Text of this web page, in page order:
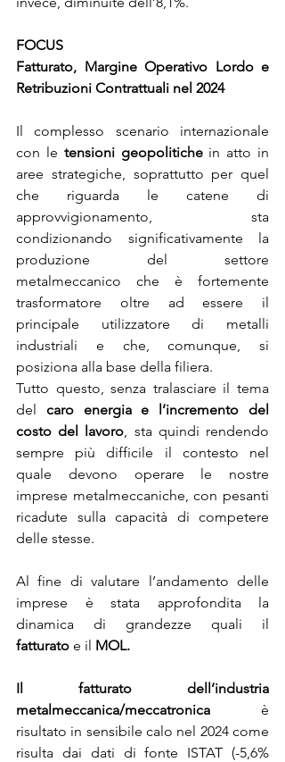
FOCUS
Fatturato, Margine Operativo Lordo e
Retribuzioni Contrattuali nel 2024
Il complesso scenario internazionale
con le tensioni geopolitiche in atto in
aree strategiche, soprattutto per quel
che riguarda le catene di
approvvigionamento, sta
condizionando significativamente la
produzione del settore
metalmeccanico che è fortemente
trasformatore oltre ad essere il
principale utilizzatore di metalli
industriali e che, comunque, si
posiziona alla base della filiera.
Tutto questo, senza tralasciare il tema
del caro energia e l’incremento del
costo del lavoro, sta quindi rendendo
sempre più difficile il contesto nel
quale devono operare le nostre
imprese metalmeccaniche, con pesanti
ricadute sulla capacità di competere
delle stesse.
Al fine di valutare l’andamento delle
imprese è stata approfondita la
fatturato e il MOL.
Il fatturato dell’industria
metalmeccanica/meccatronica è
risultato in sensibile calo nel 2024 come
risulta dai dati di fonte ISTAT (-5,6%